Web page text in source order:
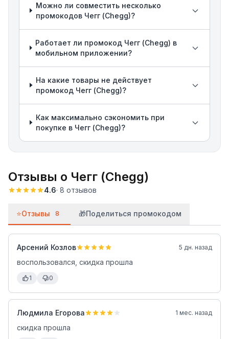
Можно ли совместить несколько
промокодов Чегг (Chegg)?
Работает ли промокод Чегг (Chegg) в
мобильном приложении?
На какие товары не действует
промокод Чегг (Chegg)?
Как максимально сэкономить при
покупке в Чегг (Chegg)?
Отзывы о Чегг (Chegg)
4.6· 8 отзывов
⭐Отзывы 8 🎁Поделиться промокодом
Арсений Козлов 5 дн. назад
воспользовался, скидка прошла
1 0
Людмила Егорова 1 мес. назад
скидка прошла